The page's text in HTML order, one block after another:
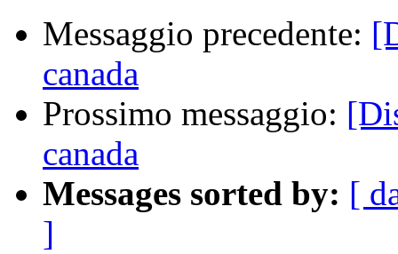
Messaggio precedente:
canada
Prossimo messaggio:
canada
Messages sorted by: [
]